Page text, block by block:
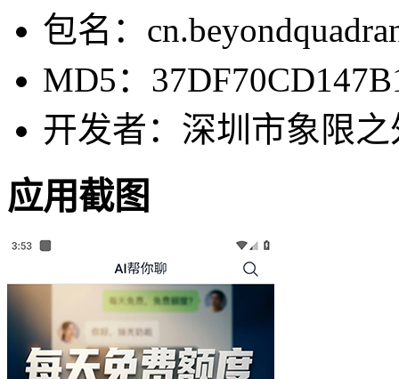
包名：
MD5：
开发者：深圳市象限
应用截图